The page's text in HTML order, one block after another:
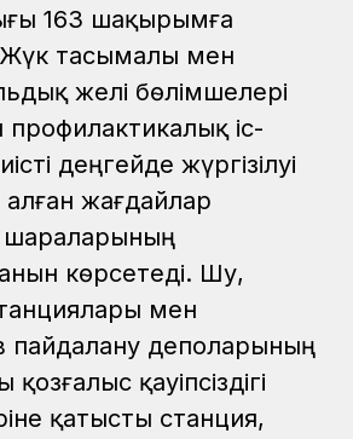
163 шақырымға
Жүк тасымалы мен
желі бөлімшелері
іс-
деңгейде жүргізілуі
жағдайлар
шараларының
көрсетеді. Шу,
мен
пайдалану деполарының
қауіпсіздігі
қатысты станция,